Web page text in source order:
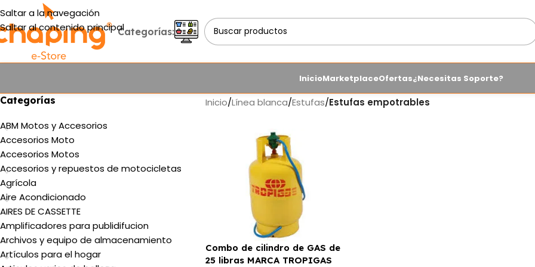
Saltar a la navegación
Saltar al contenido principalCategorías:
InicioMarketplaceOfertas¿Necesitas Soporte?
Categorías
ABM Motos y Accesorios
Accesorios Moto
Accesorios Motos
Accesorios y repuestos de motocicletas
Agrícola
Aire Acondicionado
AIRES DE CASSETTE
Amplificadores para publidifucion
Archivos y equipo de almacenamiento
Artículos para el hogar
Inicio/Línea blanca/Estufas/Estufas empotrables
Combo de cilindro de GAS de
25 libras MARCA TROPIGAS